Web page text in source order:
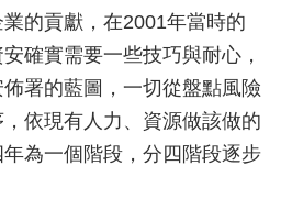
的貢獻，在2001年當時的
確實需要一些技巧與耐心，
署的藍圖，一切從盤點風險
依現有人力、資源做該做的
為一個階段，分四階段逐步